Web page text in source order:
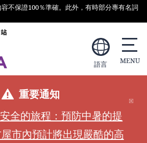
不保證100％準確。此外，有時部分專有名詞
語言
重要通知
安全的旅程：預防中暑的提
市內預計將出現嚴酷的高